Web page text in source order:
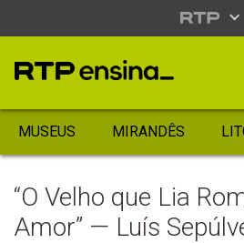
MUSEUS MIRANDÊS
“O Velho que Lia
Amor” — Luís